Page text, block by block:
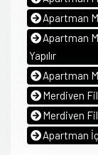
Apartman
Apartman
Yapılır
Apartman
Merdiven
Merdiven
Apartman